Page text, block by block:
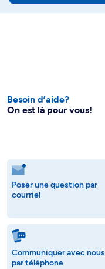
Besoin d’aide?
On est là pour vous!
Poser une question par
courriel
Communiquer avec nous
par téléphone